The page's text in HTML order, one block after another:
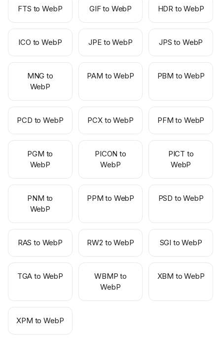
FTS to WebP GIF to WebP HDR to WebP
ICO to WebP JPE to WebP JPS to WebP
MNG to
WebP
PAM to WebP PBM to WebP
PCD to WebP PCX to WebP PFM to WebP
PGM to
WebP
PICON to
WebP
PICT to
WebP
PNM to
WebP
PPM to WebP PSD to WebP
RAS to WebP RW2 to WebP SGI to WebP
TGA to WebP
WBMP to
WebP
XBM to WebP
XPM to WebP